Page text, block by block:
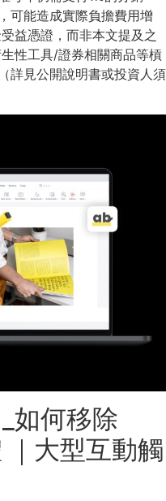
可能造成實際負擔費用增
益憑證，而非本文提及之
性工具/證券相關商品等槓
詳見公開說明書或投資人須
如何移除
大型互動觸